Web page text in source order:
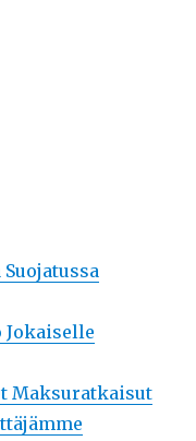
Maksuratkaisut